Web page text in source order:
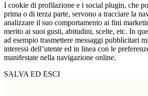
I cookie di profilazione e i social plugin, che
prima o di terza parte, servono a tracciare la
analizzare il suo comportamento ai fini
merito ai suoi gusti, abitudini, scelte, etc. In
ad esempio trasmettere messaggi pubblicitari
interessi dell’utente ed in linea con le
manifestate nella navigazione online.
SALVA ED ESCI